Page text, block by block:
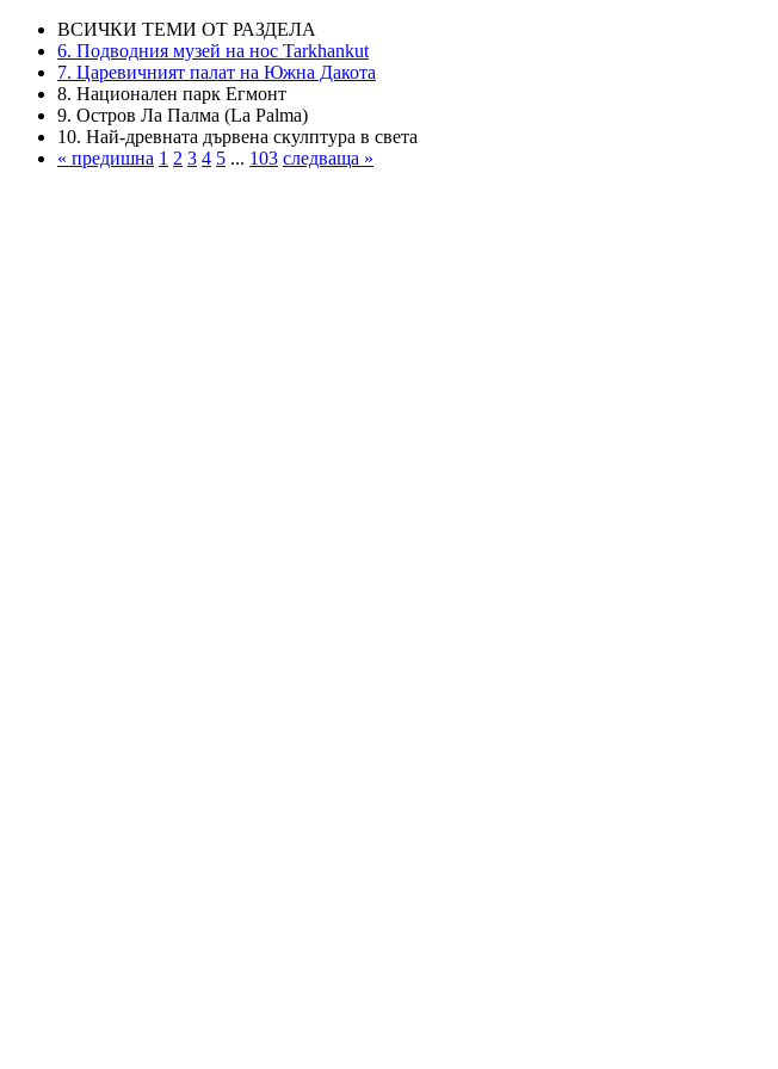
ВСИЧКИ ТЕМИ ОТ РАЗДЕЛА
6. Подводния музей на нос Tarkhankut
7. Царевичният палат на Южна Дакота
8. Национален парк Егмонт
9. Остров Ла Палма (La Palma)
10. Най-древната дървена скулптура в света
« предишна 1 2 3 4 5 ... 103 следваща »